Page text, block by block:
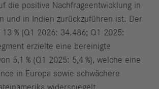
die positive Nachfrageentwicklung in
und in Indien zurückzuführen ist. Der
% (Q1 2026: 34.486; Q1 2025:
erzielte eine bereinigte
5,1 % (Q1 2025: 5,4 %), welche eine
in Europa sowie schwächere